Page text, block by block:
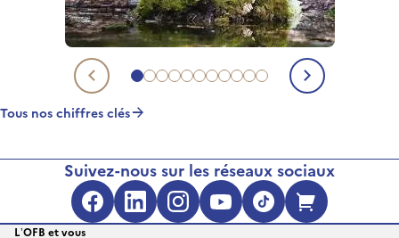
Aller au chiffre clé 1
Aller au chiffre clé 2
Aller au chiffre clé 3
Aller au chiffre clé 4
Aller au chiffre clé 5
Aller au chiffre clé 6
Aller au chiffre clé 7
Aller au chiffre clé 8
Aller au chiffre clé 9
Aller au chiffre clé 10
Aller au chiffre clé 11
Chiffre clé précédentChiffre
Tous nos chiffres clés
Suivez-nous sur les réseaux sociaux
Facebook (s'ouvre dans une
LinkedIn (s'ouvre dans
Instagram (s'ouvre
YouTube
TikTok
L’OFB et vous